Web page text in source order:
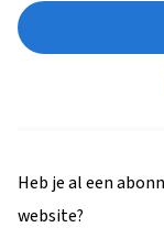
Heb je al een
website?